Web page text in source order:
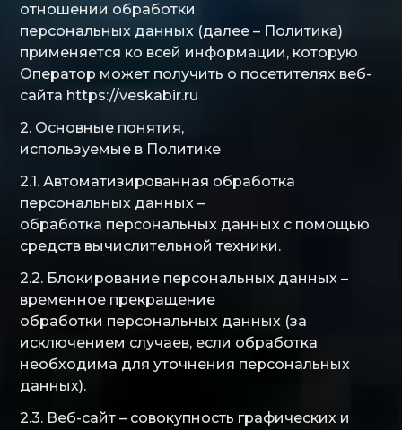
отношении обработки
персональных данных (далее – Политика)
применяется ко всей информации, которую
Оператор может получить о посетителях веб-
сайта https://veskabir.ru
2. Основные понятия,
используемые в Политике
2.1. Автоматизированная обработка
персональных данных –
обработка персональных данных с помощью
средств вычислительной техники.
2.2. Блокирование персональных данных –
временное прекращение
обработки персональных данных (за
исключением случаев, если обработка
необходима для уточнения персональных
данных).
2.3. Веб-сайт – совокупность графических и